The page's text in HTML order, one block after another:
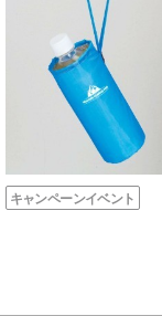
キャンペーンイベント